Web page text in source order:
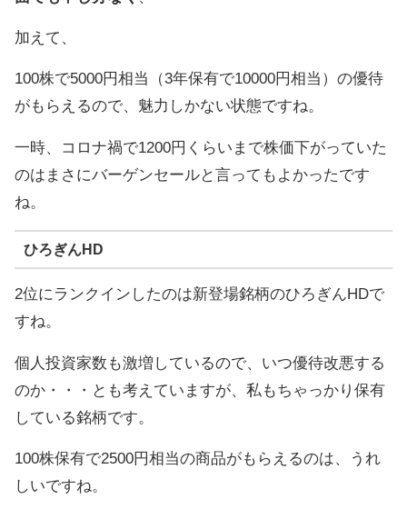
加えて、
100株で5000円相当（3年保有で10000円相当）の優待
がもらえるので、魅力しかない状態ですね。
一時、コロナ禍で1200円くらいまで株価下がっていた
のはまさにバーゲンセールと言ってもよかったです
ね。
ひろぎんHD
2位にランクインしたのは新登場銘柄のひろぎんHDで
すね。
個人投資家数も激増しているので、いつ優待改悪する
のか・・・とも考えていますが、私もちゃっかり保有
している銘柄です。
100株保有で2500円相当の商品がもらえるのは、うれ
しいですね。